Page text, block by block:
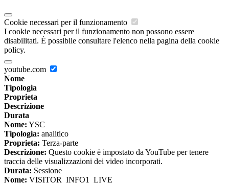
Cookie necessari per il funzionamento
I cookie necessari per il funzionamento non possono essere
disabilitati. È possibile consultare l'elenco nella pagina della cookie
policy.
youtube.com
Nome
Tipologia
Proprieta
Descrizione
Durata
Nome: YSC
Tipologia: analitico
Proprieta: Terza-parte
Descrizione: Questo cookie è impostato da YouTube per tenere
traccia delle visualizzazioni dei video incorporati.
Durata: Sessione
Nome: VISITOR_INFO1_LIVE